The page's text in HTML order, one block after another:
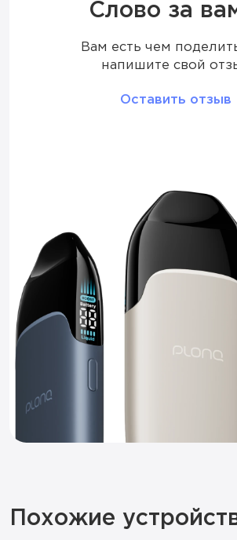
Тип коила
Слово за
Вам есть чем
напишите свой
Оставить отзыв
Похожие